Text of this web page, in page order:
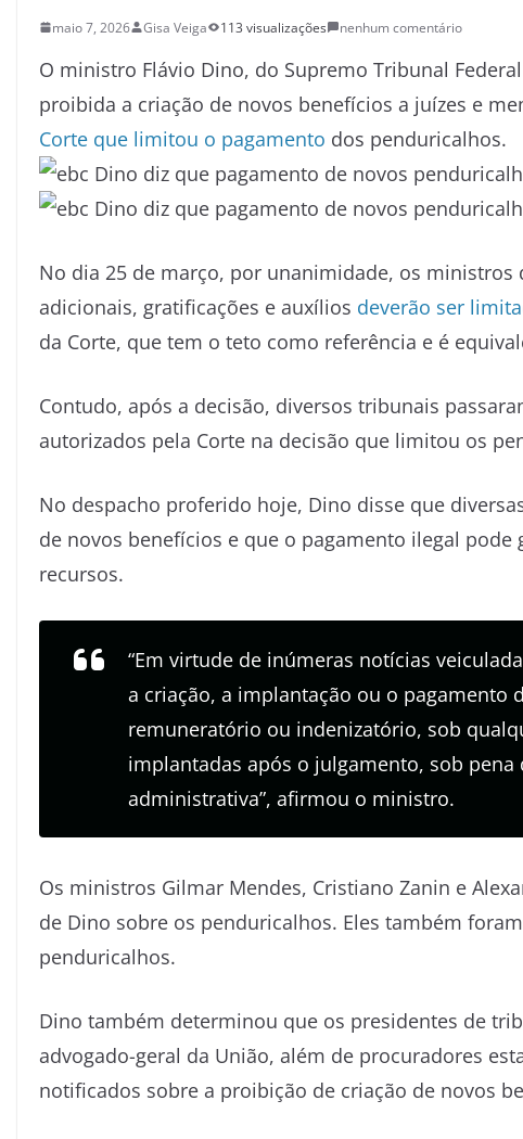
maio 7, 2026 Gisa Veiga 113 visualizações nenhum comentário
O ministro Flávio Dino, do Supremo Tribunal
proibida a criação de novos benefícios a juízes e
Corte que limitou o pagamento dos penduricalhos.
No dia 25 de março, por unanimidade, os
adicionais, gratificações e auxílios deverão ser
da Corte, que tem o teto como referência e é
Contudo, após a decisão, diversos tribunais
autorizados pela Corte na decisão que limitou os
No despacho proferido hoje, Dino disse que
de novos benefícios e que o pagamento ilegal
recursos.
“Em virtude de inúmeras notícias
a criação, a implantação ou o pagamento
remuneratório ou indenizatório, sob
implantadas após o julgamento, sob
administrativa”, afirmou o ministro.
Os ministros Gilmar Mendes, Cristiano Zanin e
de Dino sobre os penduricalhos. Eles também
penduricalhos.
Dino também determinou que os presidentes de
advogado-geral da União, além de procuradores
notificados sobre a proibição de criação de novos